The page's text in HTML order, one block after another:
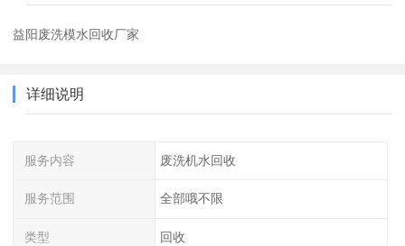
益阳废洗模水回收厂家
详细说明
服务内容 废洗机水回收
服务范围 全部哦不限
类型 回收